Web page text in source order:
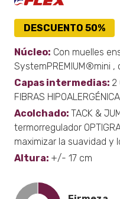
DESCUENTO 50%
Núcleo: Con muelles
SystemPREMIUM®mini ,
Capas intermedias: 2
FIBRAS
Acolchado: TACK &
termorregulador
maximizar la suavidad y
Altura: +/- 17 cm